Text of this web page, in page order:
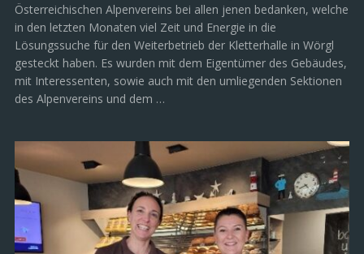
Österreichischen Alpenvereins bei allen jenen bedanken, welche
in den letzten Monaten viel Zeit und Energie in die
Lösungssuche für den Weiterbetrieb der Kletterhalle in Wörgl
gesteckt haben. Es wurden mit dem Eigentümer des Gebäudes,
mit Interessenten, sowie auch mit den umliegenden Sektionen
des Alpenvereins und dem …